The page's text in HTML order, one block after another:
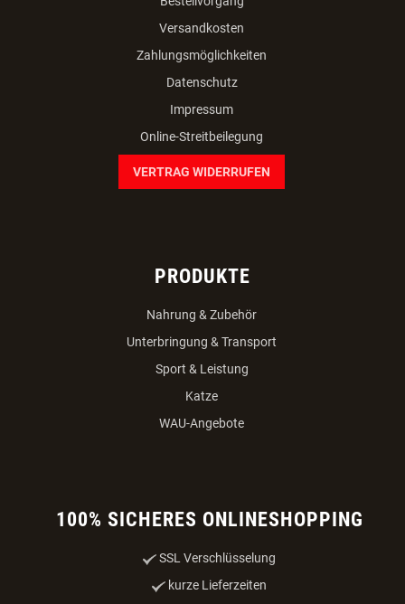
Versandkosten
Zahlungsmöglichkeiten
Datenschutz
Impressum
Online-Streitbeilegung
VERTRAG WIDERRUFEN
PRODUKTE
Nahrung & Zubehör
Unterbringung & Transport
Sport & Leistung
Katze
WAU-Angebote
100% SICHERES ONLINESHOPPING
SSL Verschlüsselung
kurze Lieferzeiten